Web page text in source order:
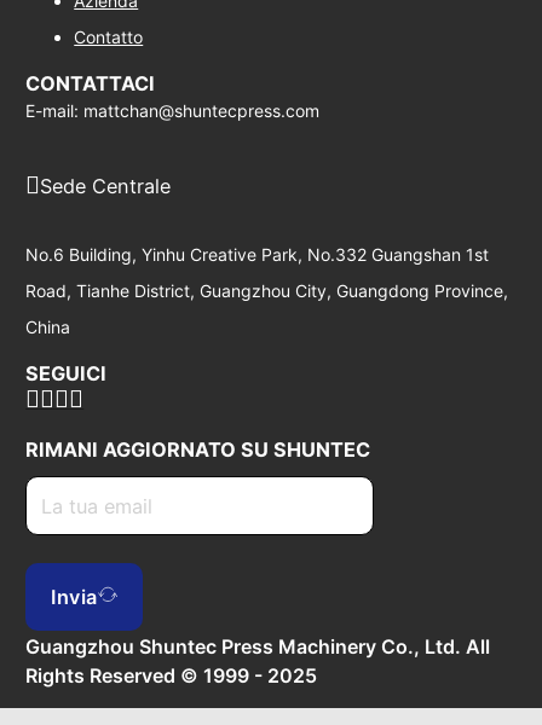
Contatto
CONTATTACI
E-mail: mattchan@shuntecpress.com
Sede Centrale
No.6 Building, Yinhu Creative Park, No.332 Guangshan 1st
Road, Tianhe District, Guangzhou City, Guangdong Province,
China
SEGUICI
RIMANI AGGIORNATO SU SHUNTEC
Invia
Guangzhou Shuntec Press Machinery Co., Ltd. All
Rights Reserved © 1999 - 2025